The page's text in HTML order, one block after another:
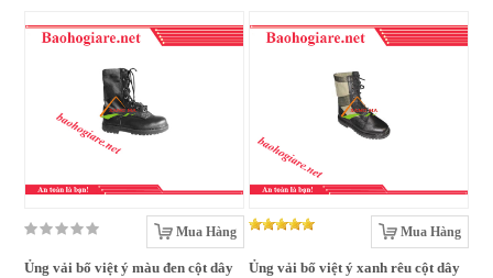
Mua Hàng
Ủng vải bố việt ý màu đen cột dây
Mua Hàng
Ủng vải bố việt ý xanh rêu cột dây